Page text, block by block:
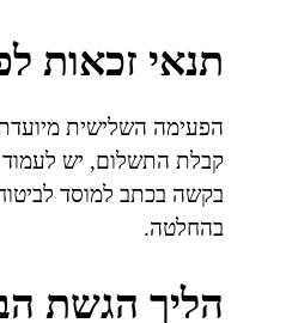
תנאי זכאות
קבלת התשלום, יש לעמוד
בקשה בכתב למוסד
בהחלטה.
הליך הגשת